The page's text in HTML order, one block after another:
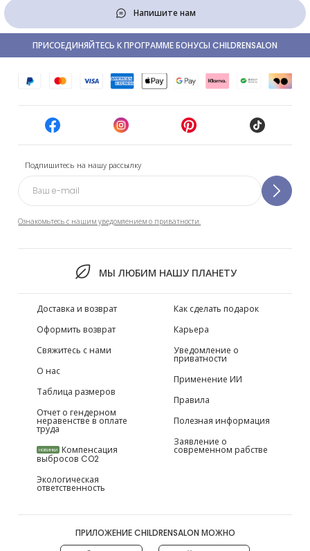
Напишите нам
Подпишитесь на нашу рассылку
Ознакомьтесь с нашим уведомлением о приватности.
МЫ ЛЮБИМ НАШУ ПЛАНЕТУ
ПРИСОЕДИНЯЙТЕСЬ К ПРОГРАММЕ БОНУСЫ CHILDRENSALON
Доставка и возврат
Оформить возврат
Свяжитесь с нами
О нас
Таблица размеров
Отчет о гендерном
неравенстве в оплате
труда
НОВИНКИ Компенсация
выбросов CO2
Экологическая
ответственность
Как сделать подарок
Карьера
Уведомление о
приватности
Применение ИИ
Правила
Полезная информация
Заявление о
современном рабстве
ПРИЛОЖЕНИЕ CHILDRENSALON МОЖНО